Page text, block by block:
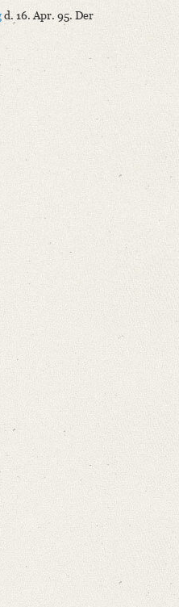
d. 16. Apr. 95. Der